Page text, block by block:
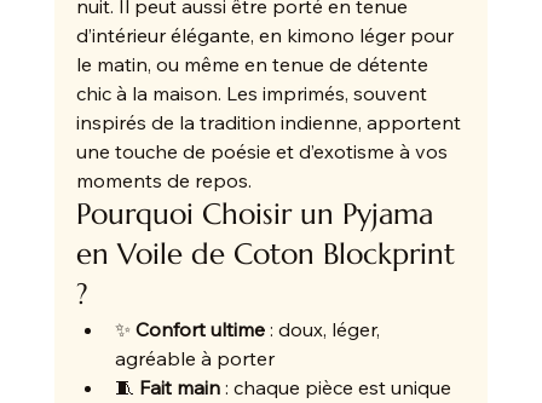
nuit. Il peut aussi être porté en tenue
d’intérieur élégante, en kimono léger pour
le matin, ou même en tenue de détente
chic à la maison. Les imprimés, souvent
inspirés de la tradition indienne, apportent
une touche de poésie et d’exotisme à vos
moments de repos.
Pourquoi Choisir un Pyjama
en Voile de Coton Blockprint
?
✨ Confort ultime : doux, léger,
agréable à porter
🧵 Fait main : chaque pièce est unique